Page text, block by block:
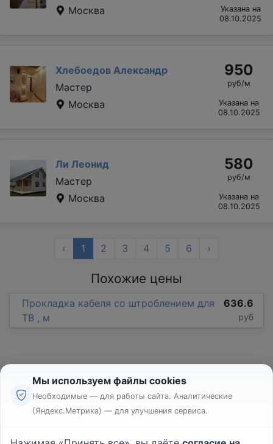
Москва
Указана на
08.10.2025
Хлебоедов Александр
Мастер
Москва
950
руб/м
Указана на
08.10.2025
Ли Леонид
Мастер
Москва
580
руб/м
Указана на
08.10.2025
‹ 1 2 3 4 5 6 ›
Похожие цены
Прокладка кабеля со штроблением для
ТВ , м
636.6
руб
Реклама
Мы используем файлы cookies
Необходимые — для работы сайта. Аналитические
(Яндекс.Метрика) — для улучшения сервиса.